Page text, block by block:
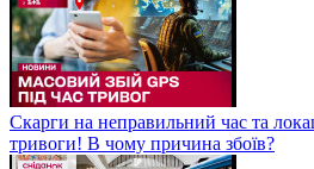
Скарги на неправильний час та
тривоги! В чому причина збоїв?